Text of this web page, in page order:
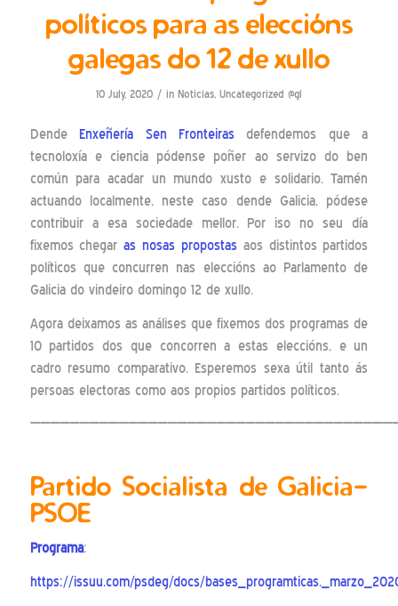
políticos para as eleccións
galegas do 12 de xullo
10 July, 2020 / in Noticias, Uncategorized @gl
Dende Enxeñería Sen Fronteiras defendemos que a
tecnoloxía e ciencia pódense poñer ao servizo do ben
común para acadar un mundo xusto e solidario. Tamén
actuando localmente, neste caso dende Galicia, pódese
contribuir a esa sociedade mellor. Por iso no seu día
fixemos chegaras nosas propostasaos distintos partidos
políticos que concurren nas eleccións ao Parlamento de
Galicia do vindeiro domingo 12 de xullo.
Agora deixamos as análises que fixemos dos programas de
10 partidos dos que concorren a estas eleccións, e un
cadro resumo comparativo. Esperemos sexa útil tanto ás
persoas electoras como aos propios partidos políticos.
Partido Socialista de Galicia-
PSOE
Programa:
https://issuu.com/psdeg/docs/